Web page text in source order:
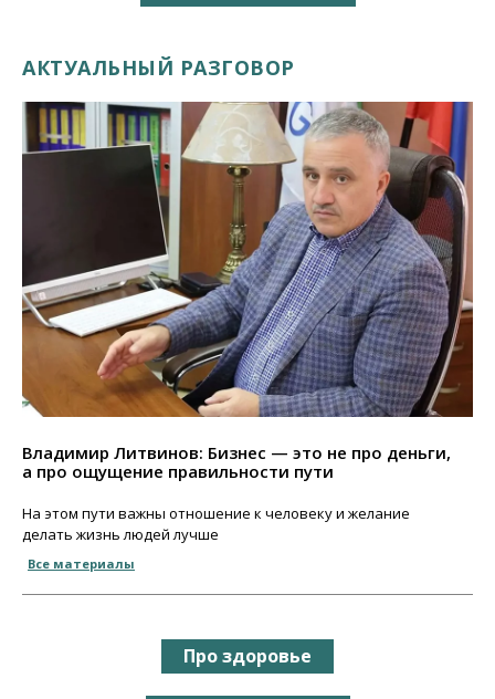
АКТУАЛЬНЫЙ РАЗГОВОР
Владимир Литвинов: Бизнес — это не про деньги,
а про ощущение правильности пути
На этом пути важны отношение к человеку и желание
делать жизнь людей лучше
Все материалы
Про здоровье